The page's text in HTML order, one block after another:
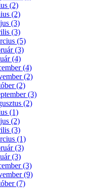
(2)
(2)
(3)
(3)
(5)
(3)
(4)
(4)
(2)
(2)
(3)
(2)
(1)
(2)
(3)
(1)
(3)
(3)
(3)
(9)
(7)